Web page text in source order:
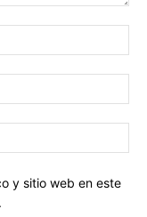
y sitio web en este